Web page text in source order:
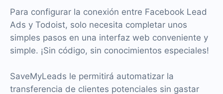
Para configurar la conexión entre Facebook Lead
Ads y Todoist, solo necesita completar unos
simples pasos en una interfaz web conveniente y
simple. ¡Sin código, sin conocimientos especiales!
SaveMyLeads le permitirá automatizar la
transferencia de clientes potenciales sin gastar